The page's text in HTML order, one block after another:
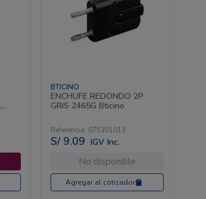
BTICINO
ENCHUFE REDONDO 2P
GRIS 2465G Bticino
Referencia: 075301013
S/ 9.09 IGV Inc.
No disponible
Agregar al cotizador